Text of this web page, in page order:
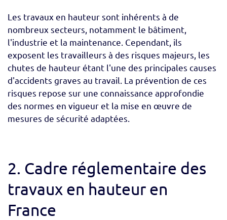
Les travaux en hauteur sont inhérents à de
nombreux secteurs, notamment le bâtiment,
l'industrie et la maintenance. Cependant, ils
exposent les travailleurs à des risques majeurs, les
chutes de hauteur étant l'une des principales causes
d'accidents graves au travail. La prévention de ces
risques repose sur une connaissance approfondie
des normes en vigueur et la mise en œuvre de
mesures de sécurité adaptées.
2. Cadre réglementaire des
travaux en hauteur en
France